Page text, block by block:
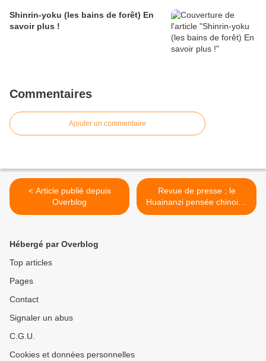
Shinrin-yoku (les bains de forêt) En
savoir plus !
Commentaires
Ajouter un commentaire
< Article publié depuis
Overblog
Revue de presse ; le
Huainanzi pensée chinoise
sous les Han >
Hébergé par Overblog
Top articles
Pages
Contact
Signaler un abus
C.G.U.
Cookies et données personnelles